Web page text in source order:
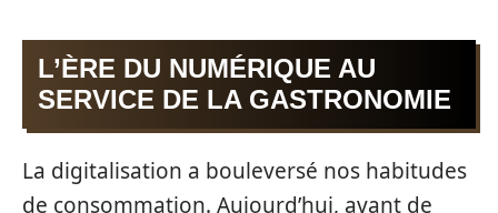
L’ÈRE DU NUMÉRIQUE AU
SERVICE DE LA GASTRONOMIE
La digitalisation a bouleversé nos habitudes
de consommation. Aujourd’hui, avant de